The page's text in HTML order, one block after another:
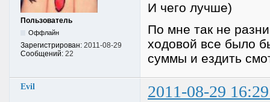
Пользователь
Оффлайн
Зарегистрирован: 2011-08-29
Сообщений: 22
И чего лучше)
По мне так не
ходовой все было
суммы и ездить
Evil 2011-08-29